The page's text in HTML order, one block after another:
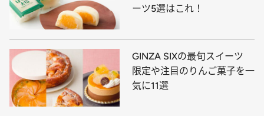
ーツ5選はこれ！
GINZA SIXの最旬スイーツ
限定や注目のりんご菓子を一
気に11選